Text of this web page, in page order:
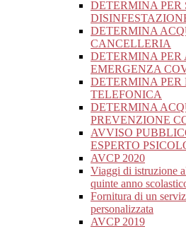
DETERMINA PER
DETERMINA
CANCELLERIA
DETERMINA
EMERGENZA
DETERMINA
TELEFONICA
DETERMINA
PREVENZIONE
AVVISO
ESPERTO
AVCP 2020
Viaggi di istruzione
quinte anno
Fornitura di un
personalizzata
AVCP 2019